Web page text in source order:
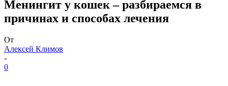
Менингит у кошек – разбираемся в
причинах и способах лечения
От
Алексей Климов
-
0